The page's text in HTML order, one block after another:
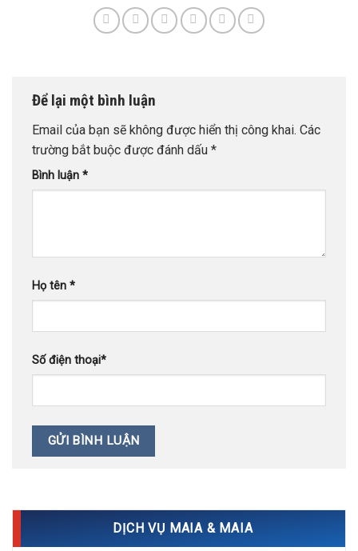
Để lại một bình luận
Email của bạn sẽ không được hiển thị công khai. Các
trường bắt buộc được đánh dấu *
Bình luận *
Họ tên *
Số điện thoại*
DỊCH VỤ MAIA & MAIA